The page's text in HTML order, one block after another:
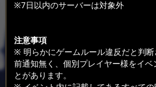
※7日以内のサーバーは対象外
注意事項
※ 明らかにゲームルール違反だと判
前通知無く、個別プレイヤー様をイベ
とがあります。